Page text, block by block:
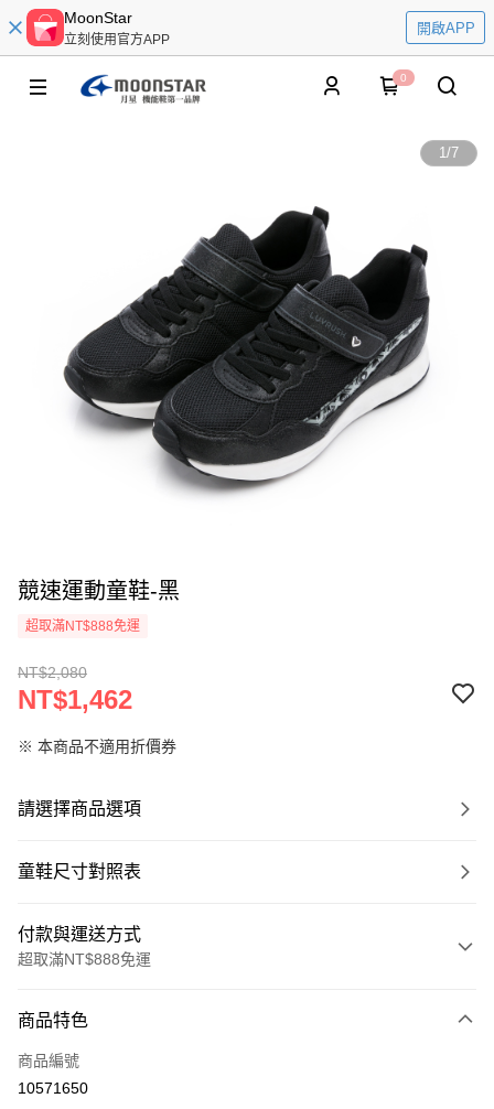
MoonStar
立刻使用官方APP
開啟APP
0
1/7
競速運動童鞋-黑
超取滿NT$888免運
NT$2,080
NT$1,462
※ 本商品不適用折價券
請選擇商品選項
童鞋尺寸對照表
付款與運送方式
超取滿NT$888免運
信用卡一次付款
信用卡分期付款
商品特色
商品編號
10571650